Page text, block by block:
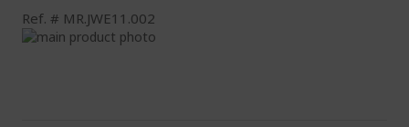
Ref. MR.JWE11.002
Ga